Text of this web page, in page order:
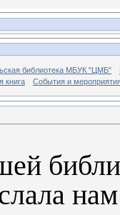
библиотека МБУК "ЦМБ"
книга События и